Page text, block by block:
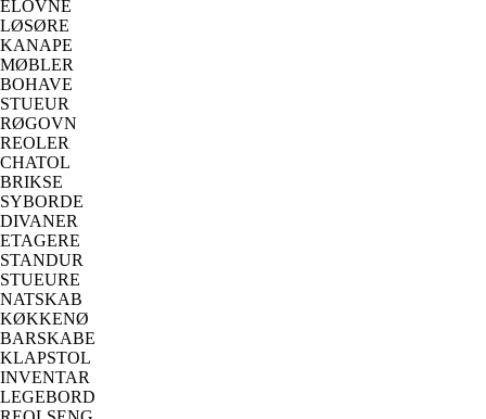
ELOVNE
LØSØRE
KANAPE
MØBLER
BOHAVE
STUEUR
RØGOVN
REOLER
CHATOL
BRIKSE
SYBORDE
DIVANER
ETAGERE
STANDUR
STUEURE
NATSKAB
KØKKENØ
BARSKABE
KLAPSTOL
INVENTAR
LEGEBORD